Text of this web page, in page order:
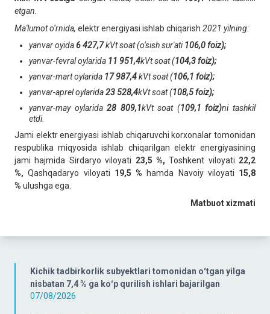
Kichik tadbirkorlik subyektlari tomonidan oʻtgan yilga
nisbatan 7,4 % ga koʻp qurilish ishlari bajarilgan
07/08/2026
etgan.
Ma'lumot o‘rnida, elektr energiyasi ishlab chiqarish 2021 yilning:
yanvar oyida6 427,7kVt soat (o‘sish sur'ati106,0 foiz);
yanvar-fevral oylarida 11 951,4kVt soat (104,3 foiz);
yanvar-mart oylarida 17 987,4kVt soat (106,1 foiz);
yanvar-aprel oylarida23 528,4kVt soat (108,5 foiz);
yanvar-may oylarida28 809,1kVt soat (109,1 foiz)ni tashkil
etdi.
Jami elektr energiyasi ishlab chiqaruvchi korxonalar tomonidan
respublika miqyosida ishlab chiqarilgan elektr energiyasining
jami hajmida Sirdaryo viloyati 23,5 %,Toshkent viloyati 22,2
%,Qashqadaryo viloyati 19,5 % hamda Navoiy viloyati 15,8
% ulushga ega.
Matbuot xizmati